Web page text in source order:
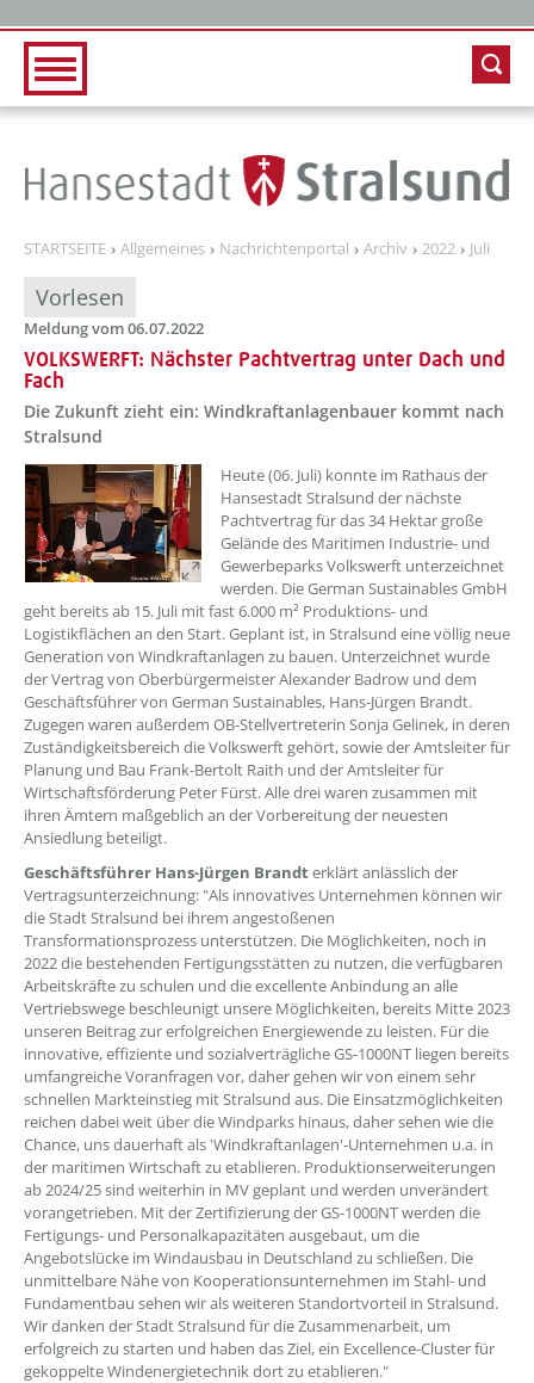
STARTSEITE Allgemeines Nachrichtenportal Archiv 2022 Juli
Vorlesen
Meldung vom 06.07.2022
VOLKSWERFT: Nächster Pachtvertrag unter Dach und
Fach
Die Zukunft zieht ein: Windkraftanlagenbauer kommt nach
Stralsund
??? absaetzeOben[1]/titel ???
Heute (06. Juli) konnte im Rathaus der
Hansestadt Stralsund der nächste
Pachtvertrag für das 34 Hektar große
Gelände des Maritimen Industrie- und
Gewerbeparks Volkswerft unterzeichnet
werden. Die German Sustainables GmbH
geht bereits ab 15. Juli mit fast 6.000 m² Produktions- und
Logistikflächen an den Start. Geplant ist, in Stralsund eine völlig neue
Generation von Windkraftanlagen zu bauen. Unterzeichnet wurde
der Vertrag von Oberbürgermeister Alexander Badrow und dem
Geschäftsführer von German Sustainables, Hans-Jürgen Brandt.
Zugegen waren außerdem OB-Stellvertreterin Sonja Gelinek, in deren
Zuständigkeitsbereich die Volkswerft gehört, sowie der Amtsleiter für
Planung und Bau Frank-Bertolt Raith und der Amtsleiter für
Wirtschaftsförderung Peter Fürst. Alle drei waren zusammen mit
ihren Ämtern maßgeblich an der Vorbereitung der neuesten
Ansiedlung beteiligt.
Geschäftsführer Hans-Jürgen Brandterklärt anlässlich der
Vertragsunterzeichnung: "Als innovatives Unternehmen können wir
die Stadt Stralsund bei ihrem angestoßenen
Transformationsprozess unterstützen. Die Möglichkeiten, noch in
2022 die bestehenden Fertigungsstätten zu nutzen, die verfügbaren
Arbeitskräfte zu schulen und die excellente Anbindung an alle
Vertriebswege beschleunigt unsere Möglichkeiten, bereits Mitte 2023
unseren Beitrag zur erfolgreichen Energiewende zu leisten. Für die
innovative, effiziente und sozialverträgliche GS-1000NT liegen bereits
umfangreiche Voranfragen vor, daher gehen wir von einem sehr
schnellen Markteinstieg mit Stralsund aus. Die Einsatzmöglichkeiten
reichen dabei weit über die Windparks hinaus, daher sehen wie die
Chance, uns dauerhaft als 'Windkraftanlagen'-Unternehmen u.a. in
der maritimen Wirtschaft zu etablieren. Produktionserweiterungen
ab 2024/25 sind weiterhin in MV geplant und werden unverändert
vorangetrieben. Mit der Zertifizierung der GS-1000NT werden die
Fertigungs- und Personalkapazitäten ausgebaut, um die
Angebotslücke im Windausbau in Deutschland zu schließen. Die
unmittelbare Nähe von Kooperationsunternehmen im Stahl- und
Fundamentbau sehen wir als weiteren Standortvorteil in Stralsund.
Wir danken der Stadt Stralsund für die Zusammenarbeit, um
erfolgreich zu starten und haben das Ziel, ein Excellence-Cluster für
gekoppelte Windenergietechnik dort zu etablieren."